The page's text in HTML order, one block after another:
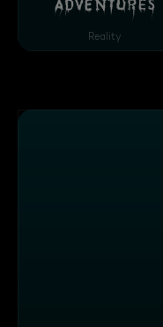
Ghost Adventures
Reality